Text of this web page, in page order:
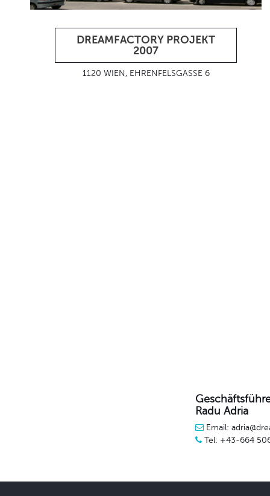
DREAMFACTORY PROJEKT
2007
1120 WIEN, EHRENFELSGASSE 6
Radu Adria
Email:
Tel: +43-664